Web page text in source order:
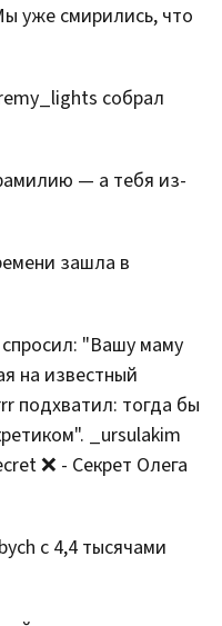
уже смирились, что
собрал
— а тебя из-
зашла в
"Вашу маму
на известный
подхватил: тогда бы
_ursulakim
❌ - Секрет Олега
с 4,4 тысячами